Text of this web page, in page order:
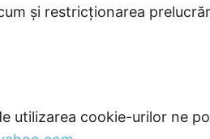
și restricționarea
utilizarea cookie-urilor ne